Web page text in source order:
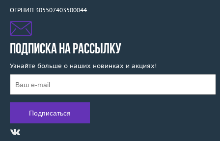
ОГРНИП 305507403500044
ПОДПИСКА НА РАССЫЛКУ
Узнайте больше о наших новинках и акциях!